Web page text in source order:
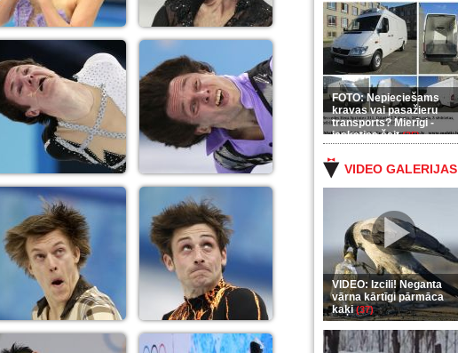
FOTO: Nepieciešams
kravas vai pasažieru
transports? Mierīgi -
ieskaties šeit(35)
VIDEO GALERIJAS
VIDEO: Izcili! Neganta
vārna kārtīgi pārmāca
kaķi(37)